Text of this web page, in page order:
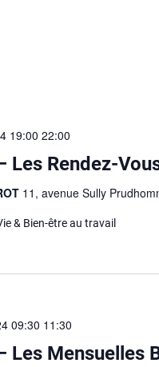
19:00 22:00
Les Rendez-
11, avenue Sully
& Bien-être au travail
09:30 11:30
Les Mensuelles